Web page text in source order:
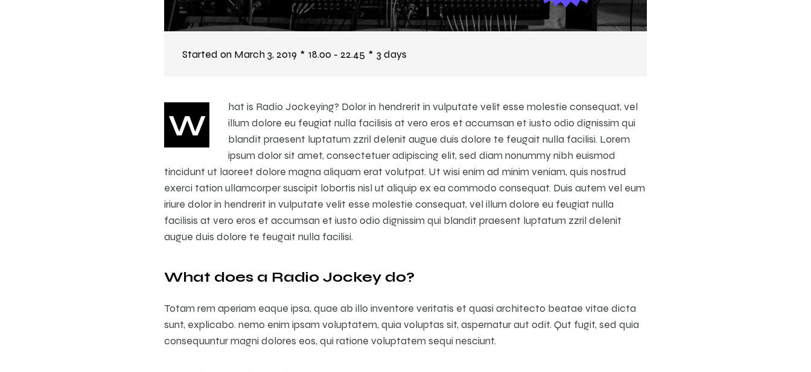
Started on March 3, 2019 18.00 - 22.45 3 days
W
hat is Radio Jockeying? Dolor in hendrerit in vulputate velit esse molestie consequat, vel
illum dolore eu feugiat nulla facilisis at vero eros et accumsan et iusto odio dignissim qui
blandit praesent luptatum zzril delenit augue duis dolore te feugait nulla facilisi. Lorem
ipsum dolor sit amet, consectetuer adipiscing elit, sed diam nonummy nibh euismod
tincidunt ut laoreet dolore magna aliquam erat volutpat. Ut wisi enim ad minim veniam, quis nostrud
exerci tation ullamcorper suscipit lobortis nisl ut aliquip ex ea commodo consequat. Duis autem vel eum
iriure dolor in hendrerit in vulputate velit esse molestie consequat, vel illum dolore eu feugiat nulla
facilisis at vero eros et accumsan et iusto odio dignissim qui blandit praesent luptatum zzril delenit
augue duis dolore te feugait nulla facilisi.
What does a Radio Jockey do?
Totam rem aperiam eaque ipsa, quae ab illo inventore veritatis et quasi architecto beatae vitae dicta
sunt, explicabo. nemo enim ipsam voluptatem, quia voluptas sit, aspernatur aut odit. Qut fugit, sed quia
consequuntur magni dolores eos, qui ratione voluptatem sequi nesciunt.